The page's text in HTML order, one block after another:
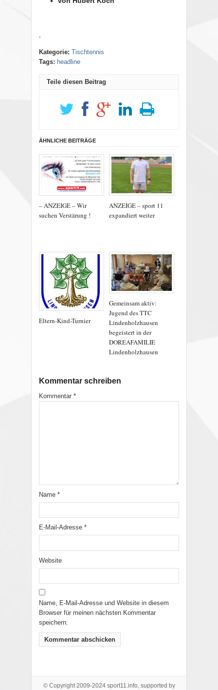
,
Kategorie: Tischtennis
Tags: headline
Teile diesen Beitrag
ÄHNLICHE BEITRÄGE
– ANZEIGE – Wir
suchen Verstärung !
ANZEIGE – sport 11
expandiert weiter
Eltern-Kind-Turnier
Gemeinsam aktiv:
Jugend des TTC
Lindenholzhausen
begeistert in der
DOREAFAMILIE
Lindenholzhausen
Kommentar schreiben
Kommentar *
Name *
E-Mail-Adresse *
Website
Name, E-Mail-Adresse und Website in diesem
Browser für meinen nächsten Kommentar
speichern.
© Copyright 2009-2024 sport11.info, supported by